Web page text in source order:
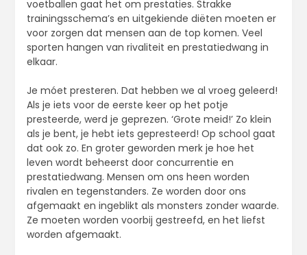
voetballen gaat het om prestaties. Strakke
trainingsschema’s en uitgekiende diëten moeten er
voor zorgen dat mensen aan de top komen. Veel
sporten hangen van rivaliteit en prestatiedwang in
elkaar.
Je móet presteren. Dat hebben we al vroeg geleerd!
Als je iets voor de eerste keer op het potje
presteerde, werd je geprezen. ‘Grote meid!’ Zo klein
als je bent, je hebt iets gepresteerd! Op school gaat
dat ook zo. En groter geworden merk je hoe het
leven wordt beheerst door concurrentie en
prestatiedwang. Mensen om ons heen worden
rivalen en tegenstanders. Ze worden door ons
afgemaakt en ingeblikt als monsters zonder waarde.
Ze moeten worden voorbij gestreefd, en het liefst
worden afgemaakt.